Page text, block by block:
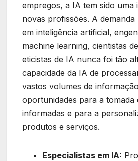
empregos, a IA tem sido uma
novas profissões. A demanda
em inteligência artificial,
machine learning, cientistas
eticistas de IA nunca foi tão
capacidade da IA de
vastos volumes de
oportunidades para a tomada
informadas e para a
produtos e serviços.
Especialistas em IA: